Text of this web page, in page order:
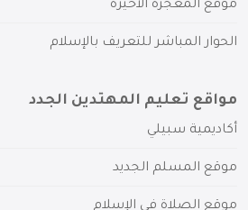
موقع المعجزة الأخيرة
الحوار المباشر للتعريف بالإسلام
مواقع تعليم المهتدين الجدد
أكاديمية سبيلي
موقع المسلم الجديد
موقع الصلاة في الإسلام